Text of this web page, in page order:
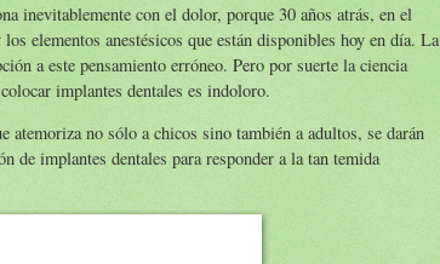
inevitablemente con el dolor, porque 30 años atrás, en el
elementos anestésicos que están disponibles hoy en día. La
a este pensamiento erróneo. Pero por suerte la ciencia
implantes dentales es indoloro.
atemoriza no sólo a chicos sino también a adultos, se darán
de implantes dentales para responder a la tan temida